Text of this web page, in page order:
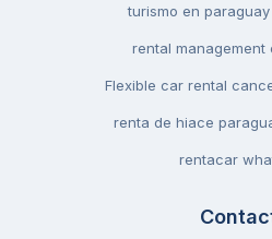
turismo en
rental management
Flexible car rental
renta de hiace
rentacar